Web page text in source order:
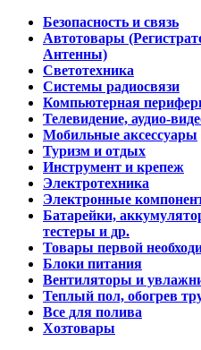
Безопасность и связь
Автотовары
Антенны)
Светотехника
Системы радиосвязи
Компьютерная
Телевидение, аудио-
Мобильные аксессуары
Туризм и отдых
Инструмент и крепеж
Электротехника
Электронные
Батарейки,
тестеры и др.
Товары первой
Блоки питания
Вентиляторы и
Теплый пол, обогрев
Все для полива
Хозтовары